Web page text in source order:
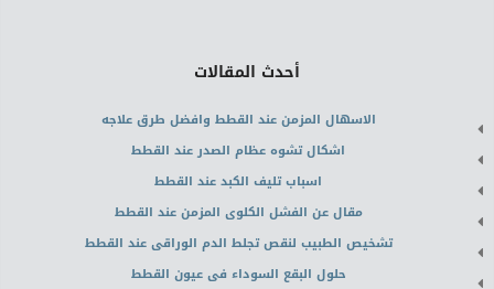
أحدث المقالات
الاسهال المزمن عند القطط وافضل طرق علاجه
اشكال تشوه عظام الصدر عند القطط
اسباب تليف الكبد عند القطط
مقال عن الفشل الكلوى المزمن عند القطط
تشخيص الطبيب لنقص تجلط الدم الوراقى عند القطط
حلول البقع السوداء فى عيون القطط